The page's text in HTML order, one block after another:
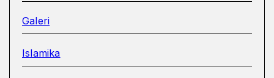
Galeri
Islamika